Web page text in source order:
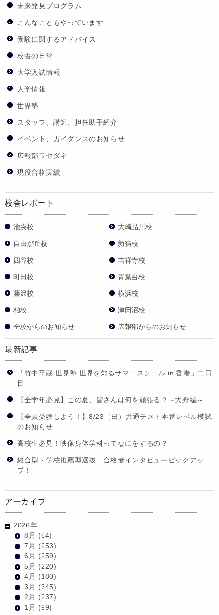
未来発見プログラム
こんなこともやっています
受験に関するアドバイス
校舎の日常
大学入試情報
大学情報
世界塾
スタッフ、講師、担任助手紹介
イベント、ガイダンスのお知らせ
広報部ワセダネ
現役合格実績
校舎レポート
池袋校 大崎品川校
自由が丘校 新宿校
四谷校 吉祥寺校
町田校 青葉台校
藤沢校 横浜校
柏校 津田沼校
全校からのお知らせ 広報部からのお知らせ
最新記事
「竹中平蔵 世界塾 世界を知るサマースクール in 香港」二日
目
【全学年必見】この夏、皆さんは何を頑張る？～大野編～
【全員受験しよう！】8/23（日）共通テスト本番レベル模試
のお知らせ
高校生必見！映像身体学科ってなにをするの？
総合型・学校推薦型選抜 合格者インタビューピックアッ
プ！
アーカイブ
2026年
8月 (54)
7月 (253)
6月 (259)
5月 (220)
4月 (180)
3月 (345)
2月 (237)
1月 (99)